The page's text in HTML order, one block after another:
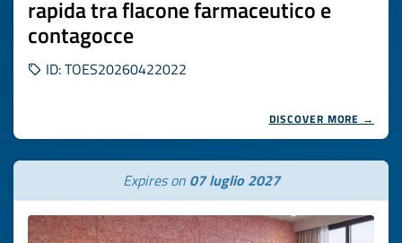
rapida tra flacone farmaceutico e
contagocce
ID: TOES20260422022
DISCOVER MORE →
Expires on 07 luglio 2027